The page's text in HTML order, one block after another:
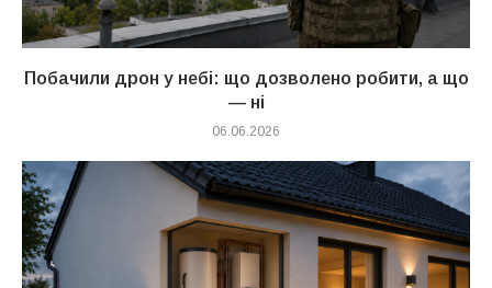
Побачили дрон у небі: що дозволено робити, а що
— ні
06.06.2026